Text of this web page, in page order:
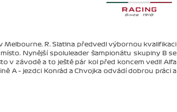
Melbourne. R. Slatina předvedl výbornou kvalifikaci
Nynější spoluleader šampionátu skupiny B se
v závodě a to ještě pár kol před koncem vedl! Alfa
A – jezdci Konrád a Chvojka odvádí dobrou práci a